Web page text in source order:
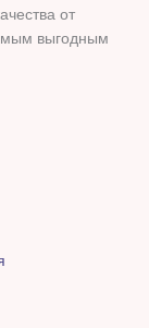
от
выгодным